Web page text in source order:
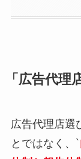
「広告代理
広告代理店選
とではなく、`